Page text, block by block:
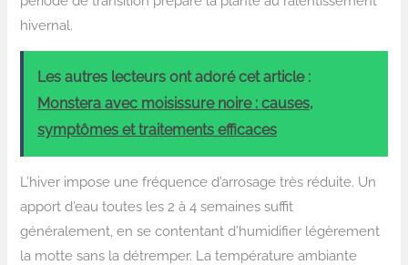
hivernal.
Les autres lecteurs ont adoré cet article :
Monstera avec moisissure noire : causes,
symptômes et traitements efficaces
L’hiver impose une fréquence d’arrosage très réduite. Un
apport d’eau toutes les 2 à 4 semaines suffit
généralement, en se contentant d’humidifier légèrement
la motte sans la détremper. La température ambiante